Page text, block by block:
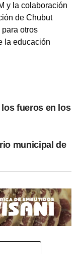
y la colaboración
de Chubut
otros
la educación
fueros en los
municipal de